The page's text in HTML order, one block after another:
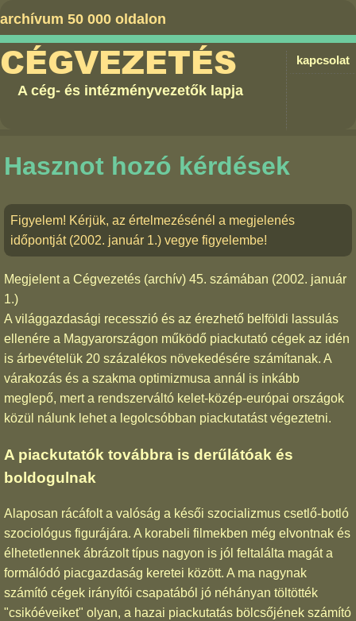
archívum 50 000 oldalon
kapcsolat
CÉGVEZETÉS
A cég- és intézményvezetők lapja
Hasznot hozó kérdések
Figyelem! Kérjük, az értelmezésénél a megjelenés
időpontját (2002. január 1.) vegye figyelembe!
Megjelent a Cégvezetés (archív) 45. számában (2002. január
1.)
A világgazdasági recesszió és az érezhető belföldi lassulás
ellenére a Magyarországon működő piackutató cégek az idén
is árbevételük 20 százalékos növekedésére számítanak. A
várakozás és a szakma optimizmusa annál is inkább
meglepő, mert a rendszerváltó kelet-közép-európai országok
közül nálunk lehet a legolcsóbban piackutatást végeztetni.
A piackutatók továbbra is derűlátóak és
boldogulnak
Alaposan rácáfolt a valóság a késői szocializmus csetlő-botló
szociológus figurájára. A korabeli filmekben még elvontnak és
élhetetlennek ábrázolt típus nagyon is jól feltalálta magát a
formálódó piacgazdaság keretei között. A ma nagynak
számító cégek irányítói csapatából jó néhányan töltötték
"csikóéveiket" olyan, a hazai piackutatás bölcsőjének számító